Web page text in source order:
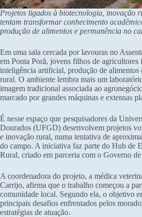
Projetos ligados à biotecnologia, inovação
tentam transformar conhecimento
produção de alimentos e permanência no
Em uma sala cercada por lavouras no
em Ponta Porã, jovens filhos de agricultores
inteligência artificial, produção de alimentos
rural. O ambiente lembra mais um
imagem tradicional associada ao
marcado por grandes máquinas e extensas
É nesse espaço que pesquisadores da
Dourados (UFGD) desenvolvem projetos
e inovação rural, numa tentativa de
do campo. A iniciativa faz parte do Hub de
Rural, criado em parceria com o Governo
A coordenadora do projeto, a médica
Carrijo, afirma que o trabalho começou a
comunidade local. Segundo ela, o objetivo
principais desafios enfrentados pelos
estratégias de atuação.